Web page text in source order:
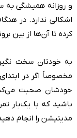
و روزانه همیشگی به
اشکالی ندارد. در
کرده تا آن‌ها از بین
به خودتان سخت
مخصوصاً اگر در ابتدای
خودشان صحبت
باشید که با یک‌بار
مدیتیشن را انجام